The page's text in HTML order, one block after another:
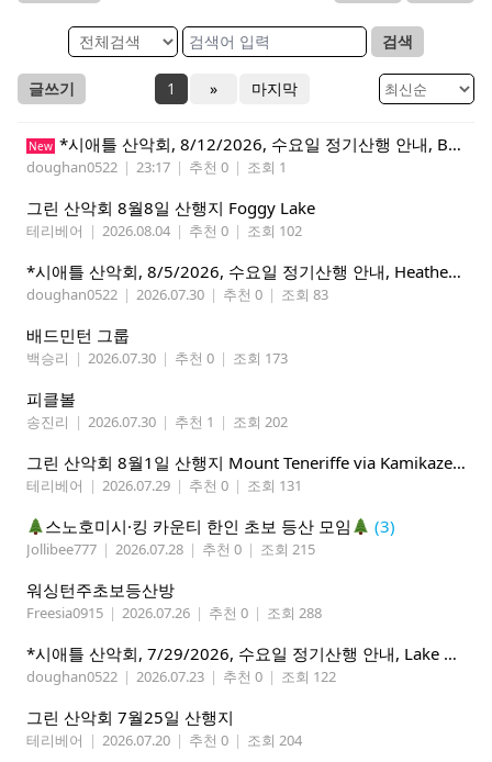
검색
글쓰기 1 » 마지막
New *시애틀 산악회, 8/12/2026, 수요일 정기산행 안내, Beckler Peak*
doughan0522 | 23:17 | 추천 0 | 조회 1
그린 산악회 8월8일 산행지 Foggy Lake
테리베어 | 2026.08.04 | 추천 0 | 조회 102
*시애틀 산악회, 8/5/2026, 수요일 정기산행 안내, Heather Lake*
doughan0522 | 2026.07.30 | 추천 0 | 조회 83
배드민턴 그룹
백승리 | 2026.07.30 | 추천 0 | 조회 173
피클볼
송진리 | 2026.07.30 | 추천 1 | 조회 202
그린 산악회 8월1일 산행지 Mount Teneriffe via Kamikaze Trail/ Lillian Lake &Margaret Lake
테리베어 | 2026.07.29 | 추천 0 | 조회 131
스노호미시·킹 카운티 한인 초보 등산 모임 (3)
Jollibee777 | 2026.07.28 | 추천 0 | 조회 215
워싱턴주초보등산방
Freesia0915 | 2026.07.26 | 추천 0 | 조회 288
*시애틀 산악회, 7/29/2026, 수요일 정기산행 안내, Lake 22*
doughan0522 | 2026.07.23 | 추천 0 | 조회 122
그린 산악회 7월25일 산행지
테리베어 | 2026.07.20 | 추천 0 | 조회 204